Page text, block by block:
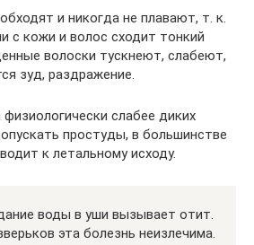
и никогда не плавают, т. к.
с кожи и волос сходит тонкий
волоски тускнеют, слабеют,
зуд, раздражение.
слабее диких
простуды, в большинстве
к летальному исходу.
воды в уши вызывает отит.
эта болезнь неизлечима.